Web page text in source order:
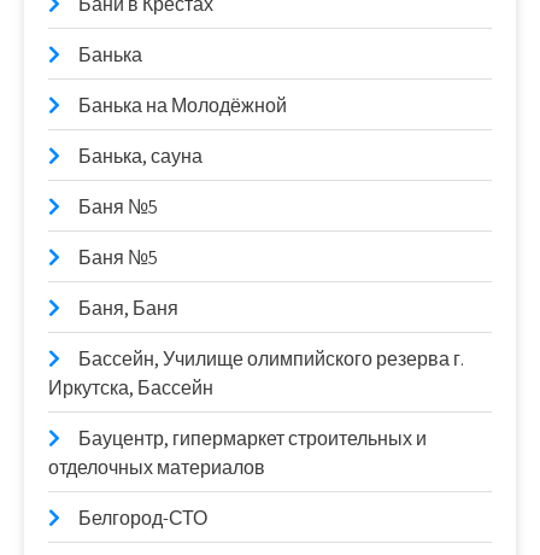
Банька
Банька на Молодёжной
Банька, сауна
Баня №5
Баня №5
Баня, Баня
Бассейн, Училище олимпийского резерва г.
Иркутска, Бассейн
Бауцентр, гипермаркет строительных и
отделочных материалов
Белгород-СТО